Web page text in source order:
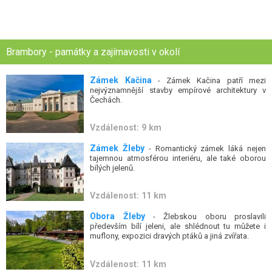
Brambory - památky a zajímavosti v okolí
Zámek Kačina - Zámek Kačina patří mezi
nejvýznamnější stavby empírové architektury v
Čechách.
Vzdálenost: 9 km
Zámek Žleby - Romantický zámek láká nejen
tajemnou atmosférou interiéru, ale také oborou
bílých jelenů.
Vzdálenost: 11 km
Obora Žleby- Žlebskou oboru proslavili
především bílí jeleni, ale shlédnout tu můžete i
muflony, expozici dravých ptáků a jiná zvířata.
Vzdálenost: 11 km